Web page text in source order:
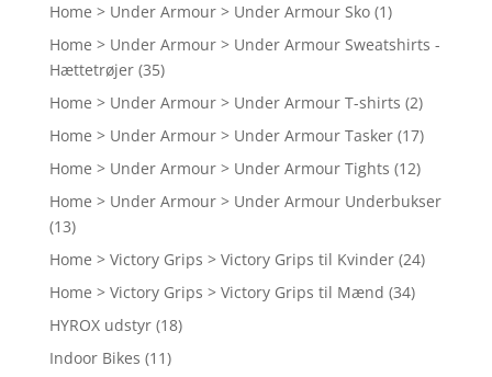
Home > Under Armour > Under Armour Sko (1)
Home > Under Armour > Under Armour Sweatshirts -
Hættetrøjer (35)
Home > Under Armour > Under Armour T-shirts (2)
Home > Under Armour > Under Armour Tasker (17)
Home > Under Armour > Under Armour Tights (12)
Home > Under Armour > Under Armour Underbukser
(13)
Home > Victory Grips > Victory Grips til Kvinder (24)
Home > Victory Grips > Victory Grips til Mænd (34)
HYROX udstyr (18)
Indoor Bikes (11)